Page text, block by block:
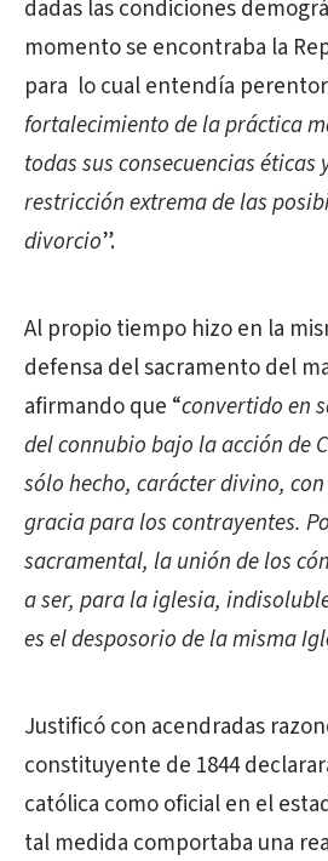
dadas las condiciones
momento se encontraba la
para lo cual entendía
fortalecimiento de la práctica
todas sus consecuencias éticas
restricción extrema de las
divorcio”.
Al propio tiempo hizo en la
defensa del sacramento del
afirmando que “convertido en
del connubio bajo la acción de
sólo hecho, carácter divino,
gracia para los contrayentes.
sacramental, la unión de los
a ser, para la iglesia,
es el desposorio de la misma
Justificó con acendradas
constituyente de 1844
católica como oficial en el
tal medida comportaba una